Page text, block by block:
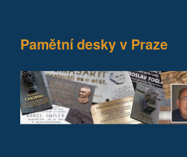
Pamětní desky v Praze